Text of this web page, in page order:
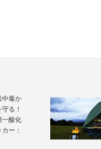
中毒か
る！
一酸化
ー：